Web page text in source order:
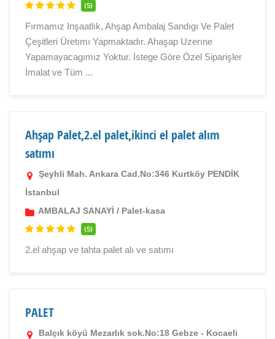
(5)
Fırmamız Inşaatlık, Ahşap Ambalaj Sandıgı Ve Palet
Çeşitleri Üretımı Yapmaktadır. Ahaşap Uzerıne
Yapamayacagımız Yoktur. İstege Göre Özel Siparişler
İmalat ve Tüm ...
Ahşap Palet,2.el palet,ikinci el palet alım
satımı
Şeyhli Mah. Ankara Cad.No:346 Kurtköy PENDİK
İstanbul
AMBALAJ SANAYİ / Palet-kasa
(5)
2.el ahşap ve tahta palet alı ve satımı
PALET
Balçık köyü Mezarlık sok.No:18 Gebze - Kocaeli